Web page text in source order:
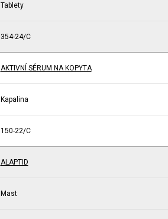
Tablety
354-24/C
AKTIVNÍ SÉRUM NA KOPYTA
Kapalina
150-22/C
ALAPTID
Mast